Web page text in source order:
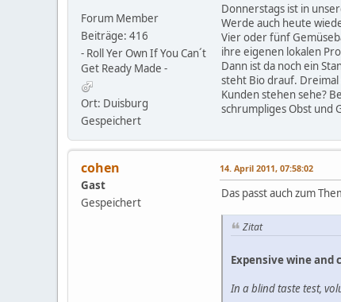
Forum Member
Beiträge: 416
- Roll Yer Own If You Can´t
Get Ready Made -
Ort: Duisburg
Gespeichert
Donnerstags ist in
Werde auch heute
Vier oder fünf
ihre eigenen lokalen
Dann ist da noch ein
steht Bio drauf.
Kunden stehen sehe?
schrumpliges Obst und
cohen
Gast
Gespeichert
14. April 2011, 07:58:02
Das passt auch zum
Zitat
Expensive wine and
In a blind taste test,